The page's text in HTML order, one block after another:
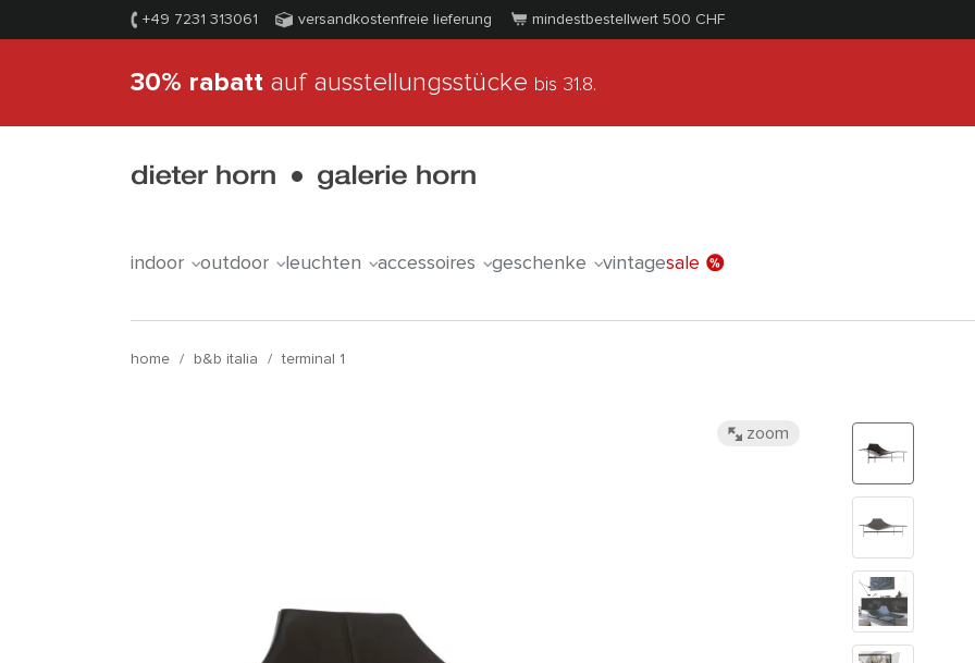
+49 7231 313061 versandkostenfreie lieferung mindestbestellwert 500 CHF
30% rabatt auf ausstellungsstücke bis 31.8.
indoor outdoor leuchten accessoires geschenke vintagesale
home / b&b italia / terminal 1
zoom